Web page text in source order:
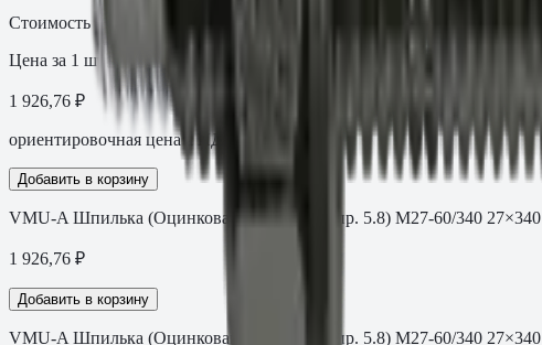
Стоимость
Цена за 1 шт
1 926,76 ₽
ориентировочная цена с НДС
Добавить в корзину
VMU-A Шпилька (Оцинкованная сталь кл.пр. 5.8) M27-60/340 27×340
1 926,76 ₽
Добавить в корзину
VMU-A Шпилька (Оцинкованная сталь кл.пр. 5.8) M27-60/340 27×340